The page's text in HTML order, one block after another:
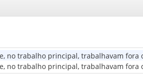
dom...
(1)
instrução
(1)
no trabalho principal, trabalhavam fora
no trabalho principal, trabalhavam